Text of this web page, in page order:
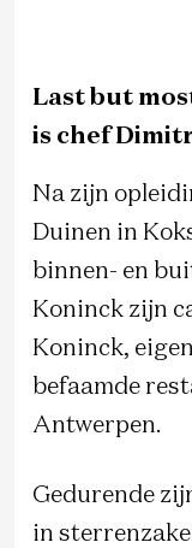
Last but
is chef
Na zijn
Duinen in
binnen- en
Koninck zijn
Koninck,
befaamde
Antwerpen.
Gedurende
in